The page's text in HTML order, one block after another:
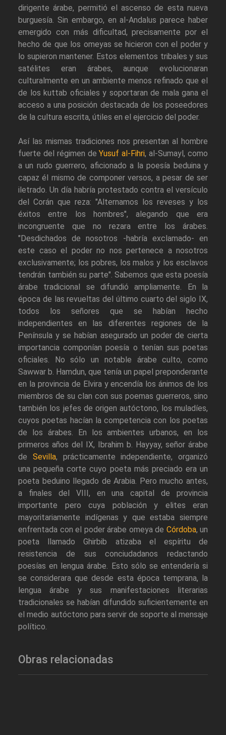
dirigente árabe, permitió el ascenso de esta nueva
burguesía. Sin embargo, en al-Andalus parece haber
emergido con más dificultad, precisamente por el
hecho de que los omeyas se hicieron con el poder y
lo supieron mantener. Estos elementos tribales y sus
satélites eran árabes, aunque evolucionaran
culturalmente en un ambiente menos refinado que el
de los kuttab oficiales y soportaran de mala gana el
acceso a una posición destacada de los poseedores
de la cultura escrita, útiles en el ejercicio del poder.
Así las mismas tradiciones nos presentan al hombre
fuerte del régimen deYusuf al-Fihri, al-Sumayl, como
a un rudo guerrero, aficionado a la poesía beduina y
capaz él mismo de componer versos, a pesar de ser
iletrado. Un día habría protestado contra el versículo
del Corán que reza: "Alternamos los reveses y los
éxitos entre los hombres", alegando que era
incongruente que no rezara entre los árabes.
"Desdichados de nosotros -habría exclamado- en
este caso el poder no nos pertenece a nosotros
exclusivamente; los pobres, los malos y los esclavos
tendrán también su parte". Sabemos que esta poesía
árabe tradicional se difundió ampliamente. En la
época de las revueltas del último cuarto del siglo IX,
todos los señores que se habían hecho
independientes en las diferentes regiones de la
Península y se habían asegurado un poder de cierta
importancia componían poesía o tenían sus poetas
oficiales. No sólo un notable árabe culto, como
Sawwar b. Hamdun, que tenía un papel preponderante
en la provincia de Elvira y encendía los ánimos de los
miembros de su clan con sus poemas guerreros, sino
también los jefes de origen autóctono, los muladíes,
cuyos poetas hacían la competencia con los poetas
de los árabes. En los ambientes urbanos, en los
primeros años del IX, Ibrahim b. Hayyay, señor árabe
de Sevilla, prácticamente independiente, organizó
una pequeña corte cuyo poeta más preciado era un
poeta beduino llegado de Arabia. Pero mucho antes,
a finales del VIII, en una capital de provincia
importante pero cuya población y elites eran
mayoritariamente indígenas y que estaba siempre
enfrentada con el poder árabe omeya de Córdoba, un
poeta llamado Ghirbib atizaba el espíritu de
resistencia de sus conciudadanos redactando
poesías en lengua árabe. Esto sólo se entendería si
se considerara que desde esta época temprana, la
lengua árabe y sus manifestaciones literarias
tradicionales se habían difundido suficientemente en
el medio autóctono para servir de soporte al mensaje
político.
Obras relacionadas